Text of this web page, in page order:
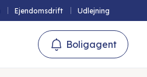
Ejendomsdrift Udlejning
Boligagent